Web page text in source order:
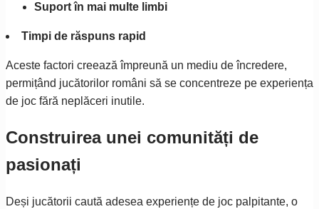
Suport în mai multe limbi
Timpi de răspuns rapid
Aceste factori creează împreună un mediu de încredere,
permițând jucătorilor români să se concentreze pe experiența
de joc fără neplăceri inutile.
Construirea unei comunități de
pasionați
Deși jucătorii caută adesea experiențe de joc palpitante, o